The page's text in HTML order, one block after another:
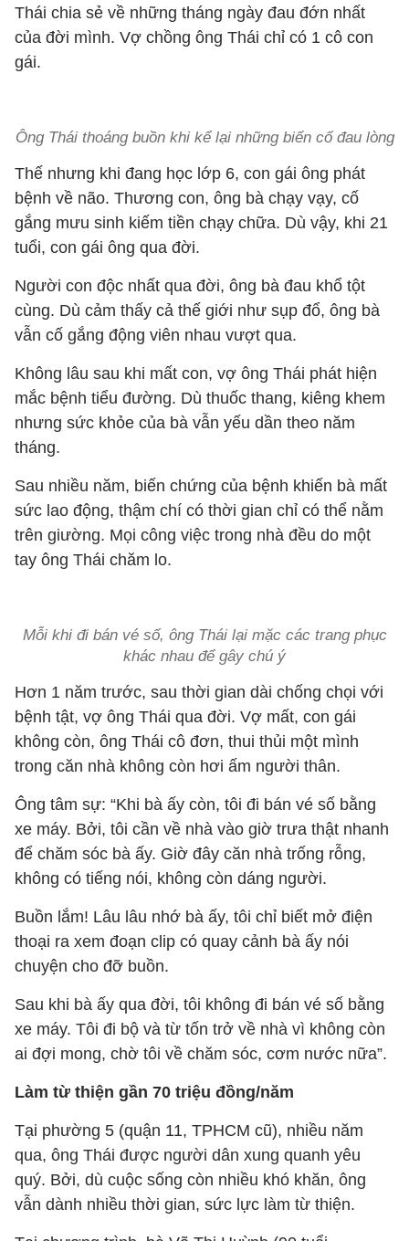
Thái chia sẻ về những tháng ngày đau đớn nhất
của đời mình. Vợ chồng ông Thái chỉ có 1 cô con
gái.
Ông Thái thoáng buồn khi kể lại những biến cố đau lòng
Thế nhưng khi đang học lớp 6, con gái ông phát
bệnh về não. Thương con, ông bà chạy vạy, cố
gắng mưu sinh kiếm tiền chạy chữa. Dù vậy, khi 21
tuổi, con gái ông qua đời.
Người con độc nhất qua đời, ông bà đau khổ tột
cùng. Dù cảm thấy cả thế giới như sụp đổ, ông bà
vẫn cố gắng động viên nhau vượt qua.
Không lâu sau khi mất con, vợ ông Thái phát hiện
mắc bệnh tiểu đường. Dù thuốc thang, kiêng khem
nhưng sức khỏe của bà vẫn yếu dần theo năm
tháng.
Sau nhiều năm, biến chứng của bệnh khiến bà mất
sức lao động, thậm chí có thời gian chỉ có thể nằm
trên giường. Mọi công việc trong nhà đều do một
tay ông Thái chăm lo.
Mỗi khi đi bán vé số, ông Thái lại mặc các trang phục
khác nhau để gây chú ý
Hơn 1 năm trước, sau thời gian dài chống chọi với
bệnh tật, vợ ông Thái qua đời. Vợ mất, con gái
không còn, ông Thái cô đơn, thui thủi một mình
trong căn nhà không còn hơi ấm người thân.
Ông tâm sự: “Khi bà ấy còn, tôi đi bán vé số bằng
xe máy. Bởi, tôi cần về nhà vào giờ trưa thật nhanh
để chăm sóc bà ấy. Giờ đây căn nhà trống rỗng,
không có tiếng nói, không còn dáng người.
Buồn lắm! Lâu lâu nhớ bà ấy, tôi chỉ biết mở điện
thoại ra xem đoạn clip có quay cảnh bà ấy nói
chuyện cho đỡ buồn.
Sau khi bà ấy qua đời, tôi không đi bán vé số bằng
xe máy. Tôi đi bộ và từ tốn trở về nhà vì không còn
ai đợi mong, chờ tôi về chăm sóc, cơm nước nữa”.
Làm từ thiện gần 70 triệu đồng/năm
Tại phường 5 (quận 11, TPHCM cũ), nhiều năm
qua, ông Thái được người dân xung quanh yêu
quý. Bởi, dù cuộc sống còn nhiều khó khăn, ông
vẫn dành nhiều thời gian, sức lực làm từ thiện.